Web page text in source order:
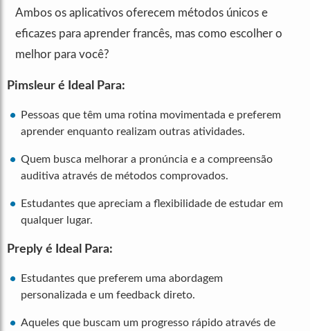
Ambos os aplicativos oferecem métodos únicos e
eficazes para aprender francês, mas como escolher o
melhor para você?
Pimsleur é Ideal Para:
Pessoas que têm uma rotina movimentada e preferem
aprender enquanto realizam outras atividades.
Quem busca melhorar a pronúncia e a compreensão
auditiva através de métodos comprovados.
Estudantes que apreciam a flexibilidade de estudar em
qualquer lugar.
Preply é Ideal Para:
Estudantes que preferem uma abordagem
personalizada e um feedback direto.
Aqueles que buscam um progresso rápido através de